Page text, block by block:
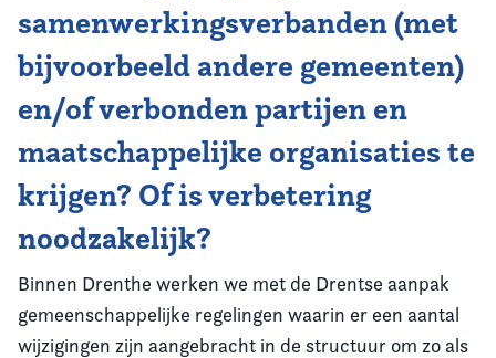
samenwerkingsverbanden (met
bijvoorbeeld andere gemeenten)
en/of verbonden partijen en
maatschappelijke organisaties te
krijgen? Of is verbetering
noodzakelijk?
Binnen Drenthe werken we met de Drentse aanpak
gemeenschappelijke regelingen waarin er een aantal
wijzigingen zijn aangebracht in de structuur om zo als